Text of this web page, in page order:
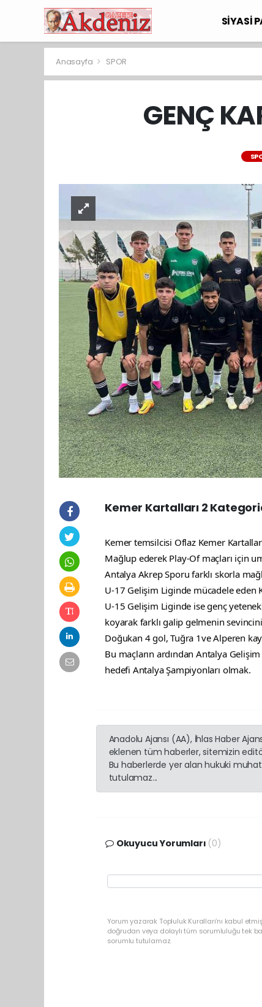
SİYASİ
Anasayfa SPOR
GENÇ
Kemer Kartalları 2
Kemer temsilcisi Oflaz Kemer
Mağlup ederek Play-Of maçları için
Antalya Akrep Sporu farklı skorla
U-17 Gelişim Liginde mücadele eden
U-15 Gelişim Liginde ise genç
koyarak farklı galip gelmenin
Doğukan 4 gol, Tuğra 1ve Alperen
Bu maçların ardından Antalya
hedefi Antalya Şampiyonları olmak.
Anadolu Ajansı (AA), İhlas Haber
eklenen tüm haberler, sitemizin
Bu haberlerde yer alan hukuki
tutulamaz...
Okuyucu Yorumları (0)
Yorum yazarak Topluluk Kuralları’nı kabul
doğrudan veya dolaylı tüm sorumluluğu tek
sorumlu tutulamaz.